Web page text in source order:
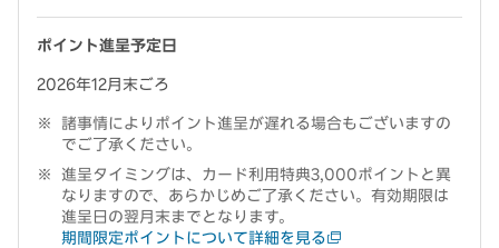
ポイント進呈予定日
2026年12月末ごろ
諸事情によりポイント進呈が遅れる場合もございますの
でご了承ください。
進呈タイミングは、カード利用特典3,000ポイントと異
なりますので、あらかじめご了承ください。有効期限は
進呈日の翌月末までとなります。
期間限定ポイントについて詳細を見る